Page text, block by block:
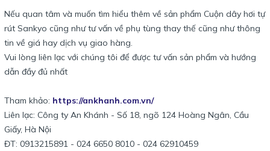
Nếu quan tâm và muốn tìm hiểu thêm về sản phẩm Cuộn dây hơi tự
rút Sankyo cũng như tư vấn về phụ tùng thay thế cũng như thông
tin về giá hay dịch vụ giao hàng.
Vui lòng liên lạc với chúng tôi để được tư vấn sản phẩm và hướng
dẫn đầy đủ nhất
Tham khảo: https://ankhanh.com.vn/
Liên lạc: Công ty An Khánh - Số 18, ngõ 124 Hoàng Ngân, Cầu
Giấy, Hà Nội
ĐT: 0913215891 - 024 6650 8010 - 024 62910459